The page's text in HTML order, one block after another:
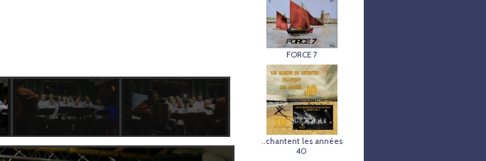
FORCE 7
..chantent les années
40